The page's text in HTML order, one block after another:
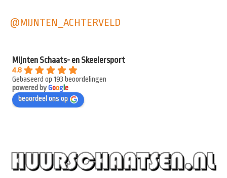
@MIJNTEN_ACHTERVELD
Mijnten Schaats- en Skeelersport
4.8
Gebaseerd op 193 beoordelingen
powered byGoogle
beoordeel ons op